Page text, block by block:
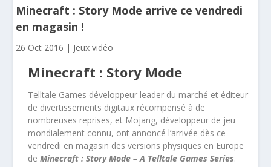
Minecraft : Story Mode arrive ce vendredi
en magasin !
26 Oct 2016 | Jeux vidéo
Minecraft : Story Mode
Telltale Games développeur leader du marché et éditeur
de divertissements digitaux récompensé à de
nombreuses reprises, et Mojang, développeur de jeu
mondialement connu, ont annoncé l’arrivée dès ce
vendredi en magasin des versions physiques en Europe
deMinecraft : Story Mode – A Telltale Games Series.